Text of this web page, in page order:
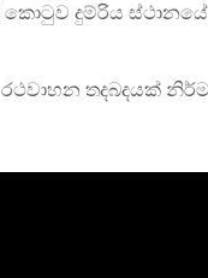
දුම්රිය ස්ථානයේ
තදබදයක්